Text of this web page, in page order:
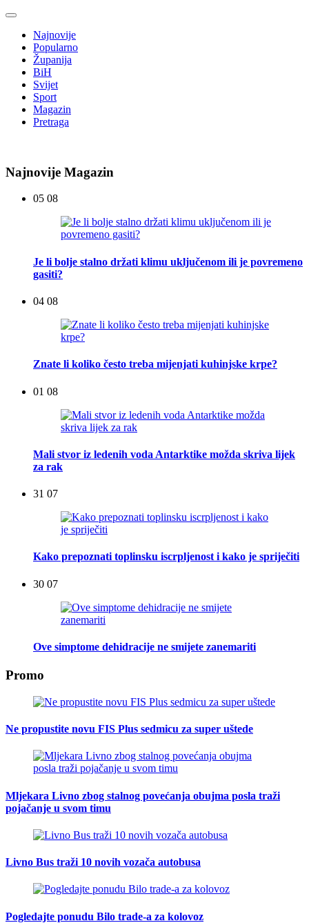
Najnovije
Popularno
Županija
BiH
Svijet
Sport
Magazin
Pretraga
Najnovije Magazin
05 08
Je li bolje stalno držati klimu uključenom ili je povremeno
gasiti?
04 08
Znate li koliko često treba mijenjati kuhinjske krpe?
01 08
Mali stvor iz ledenih voda Antarktike možda skriva lijek
za rak
31 07
Kako prepoznati toplinsku iscrpljenost i kako je spriječiti
30 07
Ove simptome dehidracije ne smijete zanemariti
Promo
Ne propustite novu FIS Plus sedmicu za super uštede
Mljekara Livno zbog stalnog povećanja obujma posla traži
pojačanje u svom timu
Livno Bus traži 10 novih vozača autobusa
Pogledajte ponudu Bilo trade-a za kolovoz